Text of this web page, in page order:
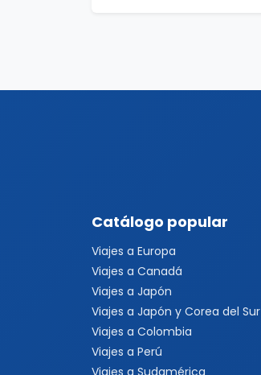
Catálogo popular
Viajes a Europa
Viajes a Canadá
Viajes a Japón
Viajes a Japón y Corea del Sur
Viajes a Colombia
Viajes a Perú
Viajes a Sudamérica